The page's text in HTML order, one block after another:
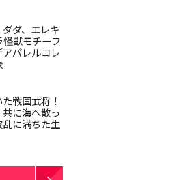
ダ、エレキ
獣モチーフ
パレルコレ
戦国武将！
に海へ散っ
に満ちた生